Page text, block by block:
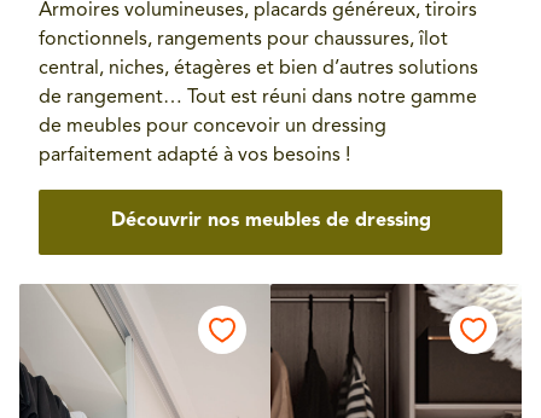
Armoires volumineuses, placards généreux, tiroirs
fonctionnels, rangements pour chaussures, îlot
central, niches, étagères et bien d’autres solutions
de rangement… Tout est réuni dans notre gamme
de meubles pour concevoir un dressing
parfaitement adapté à vos besoins !
Découvrir nos meubles de dressing